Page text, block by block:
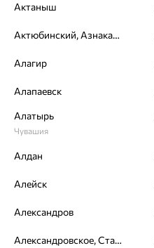
Запросить
106 244
4 платежа по 26 561
Актаныш
Актюбинский, Азнакаевский район
Алагир
Алапаевск
Алатырь
Чувашия
Алдан
Алейск
Александров
Александровское, Ставропольский край